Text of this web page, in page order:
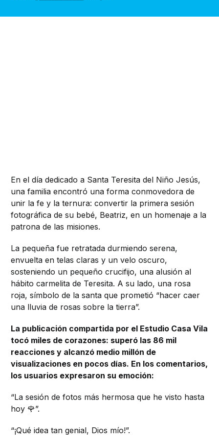
En el día dedicado a Santa Teresita del Niño Jesús,
una familia encontró una forma conmovedora de
unir la fe y la ternura: convertir la primera sesión
fotográfica de su bebé, Beatriz, en un homenaje a la
patrona de las misiones.
La pequeña fue retratada durmiendo serena,
envuelta en telas claras y un velo oscuro,
sosteniendo un pequeño crucifijo, una alusión al
hábito carmelita de Teresita. A su lado, una rosa
roja, símbolo de la santa que prometió “hacer caer
una lluvia de rosas sobre la tierra”.
La publicación compartida por el Estudio Casa Vila
tocó miles de corazones: superó las 86 mil
reacciones y alcanzó medio millón de
visualizaciones en pocos días. En los comentarios,
los usuarios expresaron su emoción:
“La sesión de fotos más hermosa que he visto hasta
hoy 🌹”.
“¡Qué idea tan genial, Dios mío!”.